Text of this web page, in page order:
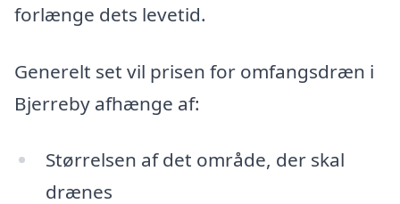
forlænge dets levetid.
Generelt set vil prisen for omfangsdræn i
Bjerreby afhænge af:
Størrelsen af det område, der skal
drænes